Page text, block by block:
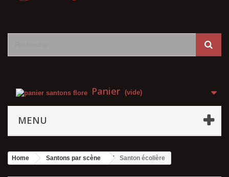
Panier (vide)
MENU
Home Santons par scène Santon écolière